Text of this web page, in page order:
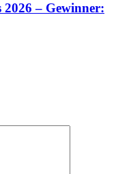
2026 – Gewinner: